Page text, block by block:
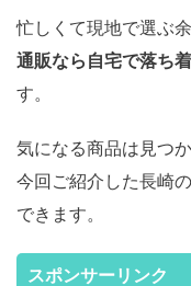
忙しくて現地で選ぶ
通販なら自宅で落ち
す。
気になる商品は見つ
今回ご紹介した長崎
できます。
スポンサーリンク